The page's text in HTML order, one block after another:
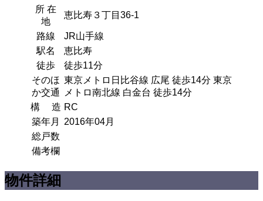
所 在
地
恵比寿３丁目36-1
路線
JR山手線
駅名
恵比寿
徒歩
徒歩11分
そのほ
か交通
東京メトロ日比谷線 広尾 徒歩14分 東京
メトロ南北線 白金台 徒歩14分
構 造 RC
築年月
2016年04月
総戸数
備考欄
物件詳細